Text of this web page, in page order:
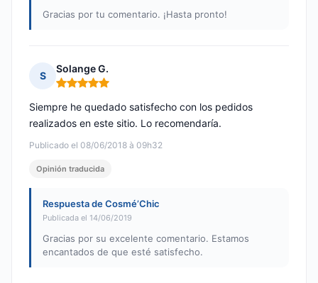
Gracias por tu comentario. ¡Hasta pronto!
S
Solange G.
Nota: 5 de 5
Publicado el 08/06/2018 à 09h32
Siempre he quedado satisfecho con los pedidos
realizados en este sitio. Lo recomendaría.
Opinión traducida
Respuesta de Cosmé’Chic
Publicada el 14/06/2019
Gracias por su excelente comentario. Estamos
encantados de que esté satisfecho.